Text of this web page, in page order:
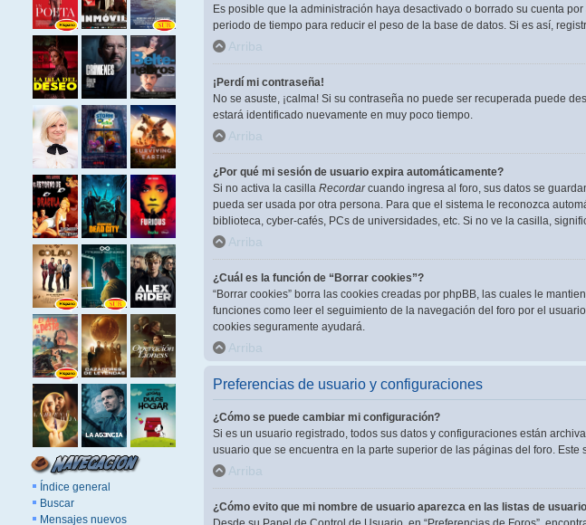
Índice general
Buscar
Mensajes nuevos
Es posible que la administración haya desactivado o borrado su cuenta
periodo de tiempo para reducir el peso de la base de datos. Si es así,
Arriba
¡Perdí mi contraseña!
No se asuste, ¡calma! Si su contraseña no puede ser recuperada puede
estará identificado nuevamente en muy poco tiempo.
Arriba
¿Por qué mi sesión de usuario expira automáticamente?
Si no activa la casilla Recordarcuando ingresa al foro, sus datos se
pueda ser usada por otra persona. Para que el sistema le reconozca
biblioteca, cyber-cafés, PCs de universidades, etc. Si no ve la casilla,
Arriba
¿Cuál es la función de “Borrar cookies”?
“Borrar cookies” borra las cookies creadas por phpBB, las cuales le
funciones como leer el seguimiento de la navegación del foro por el
cookies seguramente ayudará.
Arriba
Preferencias de usuario y configuraciones
¿Cómo se puede cambiar mi configuración?
Si es un usuario registrado, todos sus datos y configuraciones están
usuario que se encuentra en la parte superior de las páginas del foro.
Arriba
¿Cómo evito que mi nombre de usuario aparezca en las listas de